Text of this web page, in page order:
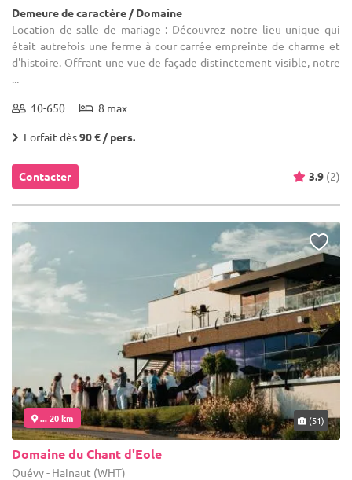
Demeure de caractère / Domaine
Location de salle de mariage : Découvrez notre lieu unique qui
était autrefois une ferme à cour carrée empreinte de charme et
d'histoire. Offrant une vue de façade distinctement visible, notre
...
10-650 8 max
Forfait dès90 € / pers.
Contacter 3.9 (2)
... 20 km (51)
Domaine du Chant d'Eole
Quévy - Hainaut (WHT)